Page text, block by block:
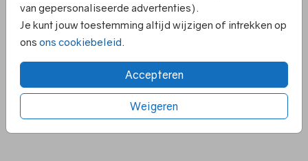
van gepersonaliseerde advertenties).
Je kunt jouw toestemming altijd wijzigen of intrekken op
ons ons cookiebeleid
Accepteren
Weigeren